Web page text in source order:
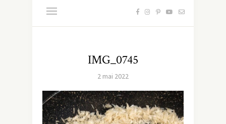
IMG_0745
2 mai 2022